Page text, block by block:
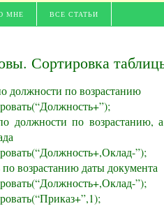
МНЕ ВСЕ СТАТЬИ
Сортировка
должности по возрастанию
должности по возрастанию,
”);
по возрастанию даты документа
”);